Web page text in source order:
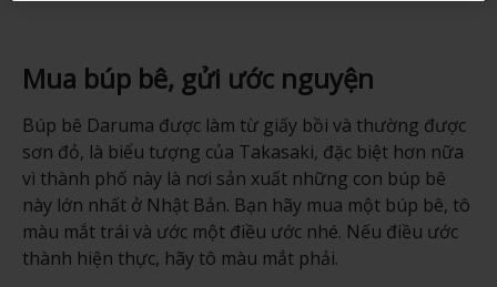
Mua búp bê, gửi ước nguyện
Búp bê Daruma được làm từ giấy bồi và thường được
sơn đỏ, là biểu tượng của Takasaki, đặc biệt hơn nữa
vì thành phố này là nơi sản xuất những con búp bê
này lớn nhất ở Nhật Bản. Bạn hãy mua một búp bê, tô
màu mắt trái và ước một điều ước nhé. Nếu điều ước
thành hiện thực, hãy tô màu mắt phải.